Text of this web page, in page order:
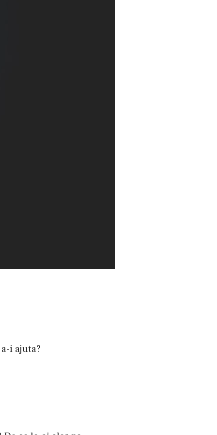
i ajuta?